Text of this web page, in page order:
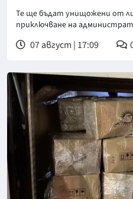
Те ще бъдат унищожени от
приключване на
07 август | 17:09